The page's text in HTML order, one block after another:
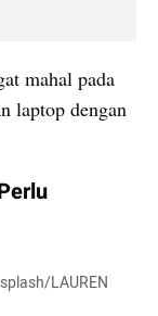
mahal pada
laptop dengan
LAUREN